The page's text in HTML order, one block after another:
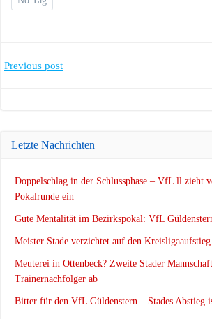
Post
Previous post
Letzte Nachrichten
Doppelschlag in der Schlussphase – VfL ll zieht
Pokalrunde ein
Gute Mentalität im Bezirkspokal: VfL
Meister Stade verzichtet auf den Kreisligaaufstieg
Meuterei in Ottenbeck? Zweite Stader
Trainernachfolger ab
Bitter für den VfL Güldenstern – Stades Abstieg